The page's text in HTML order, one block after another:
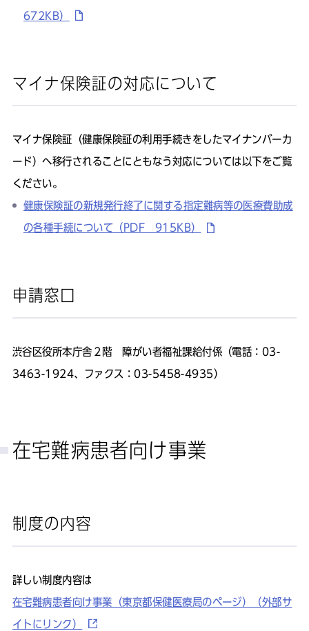
672KB）
マイナ保険証の対応について
マイナ保険証（健康保険証の利用手続きをしたマイナンバーカ
ード）へ移行されることにともなう対応については以下をご覧
ください。
健康保険証の新規発行終了に関する指定難病等の医療費助成
の各種手続について（PDF 915KB）
申請窓口
渋谷区役所本庁舎２階 障がい者福祉課給付係（電話：03-
3463-1924、 ファクス ：03-5458-4935）
在宅難病患者向け事業
制度の内容
詳しい制度内容は
在宅難病患者向け事業（東京都保健医療局のページ）（外部サ
イトにリンク）